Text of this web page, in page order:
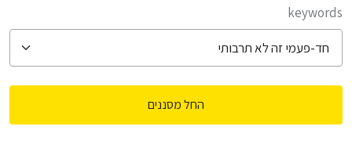
keywords
החל מסננים